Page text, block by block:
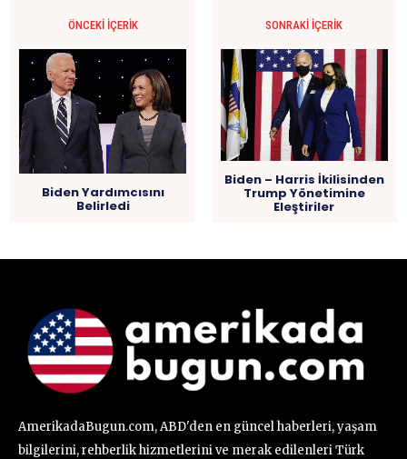
ÖNCEKI İÇERIK
Biden Yardımcısını
Belirledi
SONRAKI İÇERIK
Biden – Harris İkilisinden
Trump Yönetimine
Eleştiriler
AmerikadaBugun.com, ABD'den en güncel haberleri, yaşam
bilgilerini, rehberlik hizmetlerini ve merak edilenleri Türk